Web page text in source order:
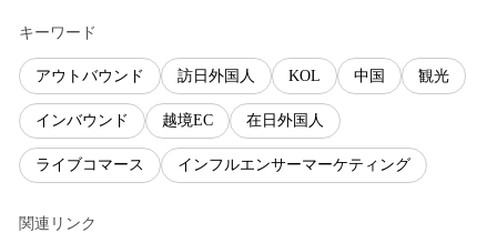
キーワード
アウトバウンド 訪日外国人 KOL 中国 観光
インバウンド 越境EC 在日外国人
ライブコマース インフルエンサーマーケティング
関連リンク